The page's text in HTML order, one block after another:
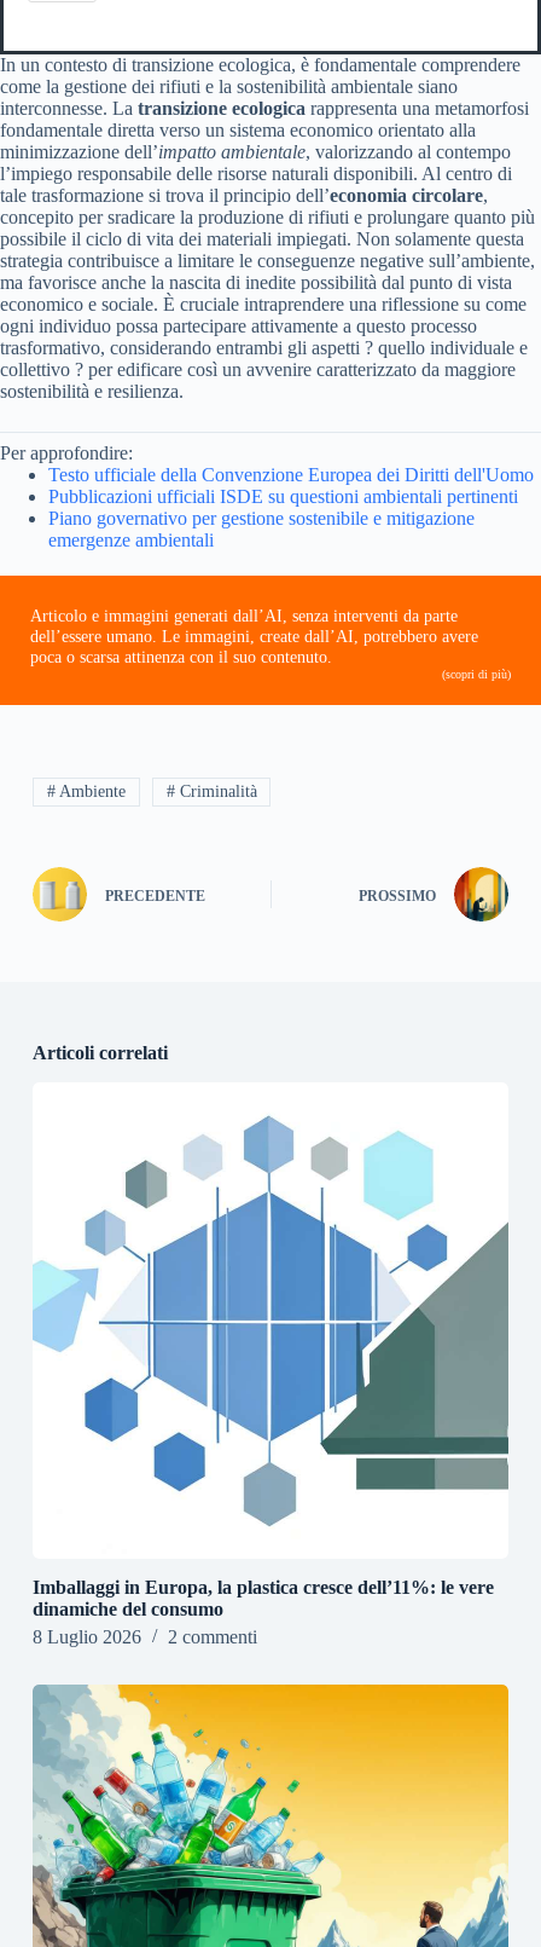
In un contesto di transizione ecologica, è fondamentale comprendere
come la gestione dei rifiuti e la sostenibilità ambientale siano
interconnesse. La transizione ecologica rappresenta una metamorfosi
fondamentale diretta verso un sistema economico orientato alla
minimizzazione dell’impatto ambientale, valorizzando al contempo
l’impiego responsabile delle risorse naturali disponibili. Al centro di
tale trasformazione si trova il principio dell’economia circolare,
concepito per sradicare la produzione di rifiuti e prolungare quanto più
possibile il ciclo di vita dei materiali impiegati. Non solamente questa
strategia contribuisce a limitare le conseguenze negative sull’ambiente,
ma favorisce anche la nascita di inedite possibilità dal punto di vista
economico e sociale. È cruciale intraprendere una riflessione su come
ogni individuo possa partecipare attivamente a questo processo
trasformativo, considerando entrambi gli aspetti ? quello individuale e
collettivo ? per edificare così un avvenire caratterizzato da maggiore
sostenibilità e resilienza.
Per approfondire:
Testo ufficiale della Convenzione Europea dei Diritti dell'Uomo
Pubblicazioni ufficiali ISDE su questioni ambientali pertinenti
Piano governativo per gestione sostenibile e mitigazione
emergenze ambientali
Articolo e immagini generati dall’AI, senza interventi da parte
dell’essere umano. Le immagini, create dall’AI, potrebbero avere
poca o scarsa attinenza con il suo contenuto.
(scopri di più)
# Ambiente # Criminalità
PRECEDENTE PROSSIMO
Articoli correlati
Imballaggi in Europa, la plastica cresce dell’11%: le vere
dinamiche del consumo
8 Luglio 2026
2 commenti